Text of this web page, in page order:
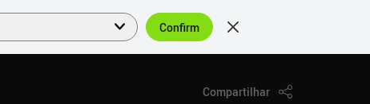
PT
Compartilhar
Confirm